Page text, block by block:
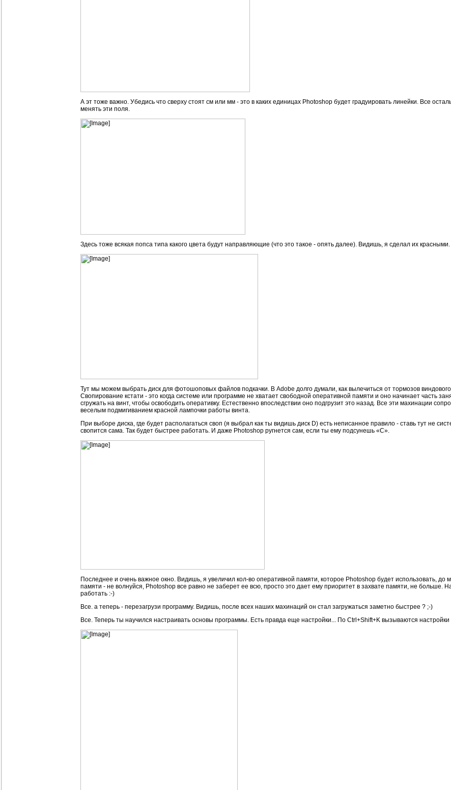
А эт тоже важно. Убедись что сверху стоят см или мм - это в каких единицах Photoshop будет градуировать линейки. Все
менять эти поля.
Здесь тоже всякая попса типа какого цвета будут направляющие (что это такое - опять далее). Видишь, я сделал их
Тут мы можем выбрать диск для фотошоповых файлов подкачки. В Adobe долго думали, как вылечиться от тормозов
Свопирование кстати - это когда системе или программе не хватает свободной оперативной памяти и оно начинает часть
сгружать на винт, чтобы освободить оперативку. Естественно впоследствии оно подгрузит это назад. Все эти махинации
веселым подмигиванием красной лампочки работы винта.
При выборе диска, где будет располагаться своп (я выбрал как ты видишь диск D) есть неписанное правило - ставь тут не
свопится сама. Так будет быстрее работать. И даже Photoshop ругнется сам, если ты ему подсунешь «С».
Последнее и очень важное окно. Видишь, я увеличил кол-во оперативной памяти, которое Photoshop будет использовать, до
памяти - не волнуйся, Photoshop все равно не заберет ее всю, просто это дает ему приоритет в захвате памяти, не больше.
работать :-)
Все. а теперь - перезагрузи программу. Видишь, после всех наших махинаций он стал загружаться заметно быстрее ? ;-)
Все. Теперь ты научился настраивать основы программы. Есть правда еще настройки... По Ctrl+Shift+K вызываются настройки